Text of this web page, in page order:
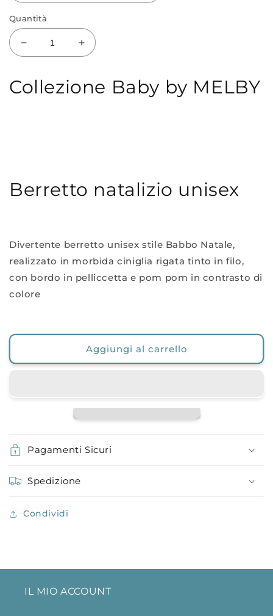
Quantità
Diminuisci
quantità
Berretto
Aumenta
quantità
Berretto
Collezione Baby by MELBY
Berretto natalizio unisex
Divertente berretto unisex stile Babbo Natale,
realizzato in morbida ciniglia rigata tinto in filo,
con bordo in pelliccetta e pom pom in contrasto di
colore
Aggiungi al carrello
Pagamenti Sicuri
Spedizione
Condividi
IL MIO ACCOUNT